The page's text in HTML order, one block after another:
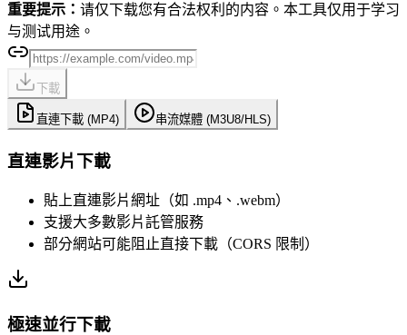
重要提示： 请仅下载您有合法权利的内容。本工具仅用于学习
与测试用途。
下載
直連下載 (MP4) 串流媒體 (M3U8/HLS)
直連影片下載
貼上直連影片網址（如 .mp4、.webm）
支援大多數影片託管服務
部分網站可能阻止直接下載（CORS 限制）
極速並行下載